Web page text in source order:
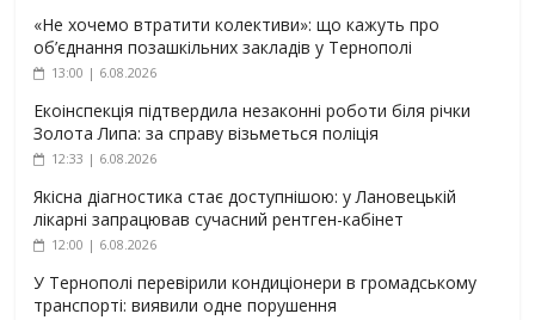
«Не хочемо втратити колективи»: що кажуть про
об’єднання позашкільних закладів у Тернополі
13:00 | 6.08.2026
Екоінспекція підтвердила незаконні роботи біля річки
Золота Липа: за справу візьметься поліція
12:33 | 6.08.2026
Якісна діагностика стає доступнішою: у Лановецькій
лікарні запрацював сучасний рентген-кабінет
12:00 | 6.08.2026
У Тернополі перевірили кондиціонери в громадському
транспорті: виявили одне порушення